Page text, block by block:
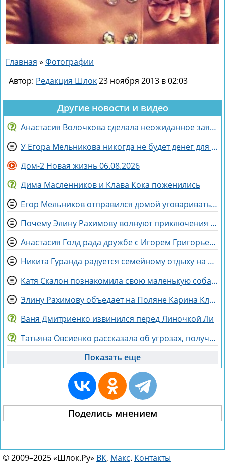
Главная » Фотографии
Автор: Редакция Шлок23 ноября 2013 в 02:03
Другие новости и видео
Анастасия Волочкова сделала неожиданное заявление о дочери
У Егора Мельникова никогда не будет денег для Вероники Гракович
Дом-2 Новая жизнь 06.08.2026
Дима Масленников и Клава Кока поженились
Егор Мельников отправился домой уговаривать родителей на знакомство с Вероникой Гракович
Почему Элину Рахимову волнуют приключения Ермаковой в шкафу
Анастасия Голд рада дружбе с Игорем Григорьевым
Никита Гуранда радуется семейному отдыху на Майорке
Катя Скалон познакомила свою маленькую собаку Еву с большим другом Женей
Элину Рахимову объедает на Поляне Карина Клочкова
Ваня Дмитриенко извинился перед Линочкой Ли
Татьяна Овсиенко рассказала об угрозах, полученных мамой
Показать еще
Поделись мнением
© 2009–2025 «Шлок.Ру» ВК, Макс. Контакты